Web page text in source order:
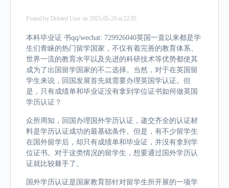
Posted by Deleted User on 2025-05-26 at 22:05
本科毕业证 书qq/wechat: 729926040英国一直以来都是学
生们青睐的热门留学国家，不仅有着完善的教育体系、
世界一流的教育水平以及先进的科研技术等优势都使其
成为了出国留学国家的不二选择。当然，对于在英国留
学生来说，回国发展首先就需要办理英国学认证。但
是，只有成绩单和毕业证没有拿到学位证书如何做英国
学历认证？
众所周知，回国办理国外学历认证，递交齐全的认证材
料是学历认证成功的最基础条件。但是，有不少留学生
在国外留学后，却只有成绩单和毕业证，并没有拿到学
位证书。对于这类情况的留学生，想要通过国外学历认
证就比较棘手了。
国外学历认证是国家教育部针对留学生所开展的一项学